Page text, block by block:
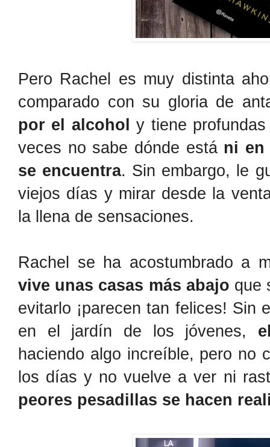
Pero Rachel es muy distinta
comparado con su gloria de
por el alcohol y tiene
veces no sabe dónde está ni en
se encuentra. Sin embargo, le
viejos días y mirar desde la
la llena de sensaciones.
Rachel se ha acostumbrado a
vive unas casas más abajo que
evitarlo ¡parecen tan felices! Sin
en el jardín de los jóvenes,
haciendo algo increíble, pero no
los días y no vuelve a ver ni
peores pesadillas se hacen